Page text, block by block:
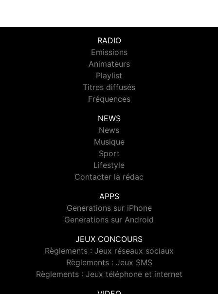
RADIO
Emissions
Animateurs
Playlist
Titres diffusés
Fréquences
NEWS
News
Musique
Sport
Lifestyle
Contacter la rédac
APPS
Generations sur iPhone
Generations sur Android
JEUX CONCOURS
Règlements : Jeux réseaux sociaux
Règlements : Jeux SMS
Règlements : Jeux téléphone et internet